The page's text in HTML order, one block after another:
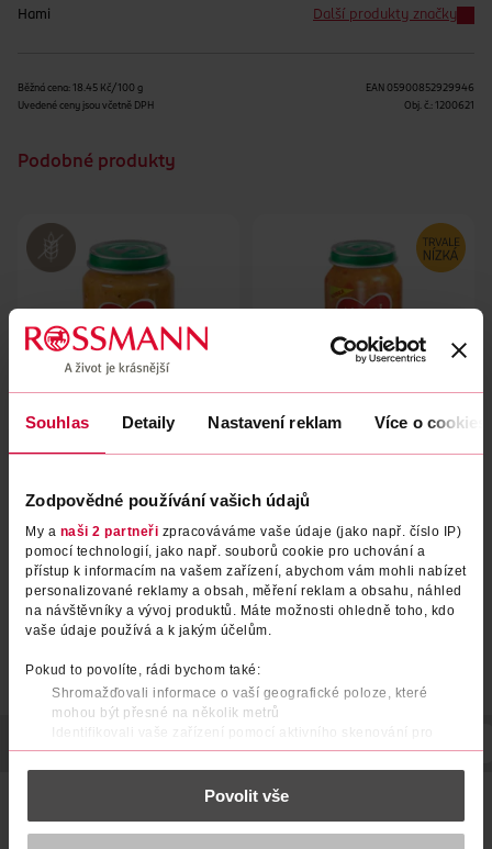
Souhlas Detaily Nastavení reklam Více o cookies
Zodpovědné používání vašich údajů
My a naši 2 partneři zpracováváme vaše údaje (jako např. číslo IP)
pomocí technologií, jako např. souborů cookie pro uchování a
přístup k informacím na vašem zařízení, abychom vám mohli nabízet
personalizované reklamy a obsah, měření reklam a obsahu, náhled
na návštěvníky a vývoj produktů. Máte možnosti ohledně toho, kdo
vaše údaje používá a k jakým účelům.
Pokud to povolíte, rádi bychom také:
Shromažďovali informace o vaší geografické poloze, které
mohou být přesné na několik metrů
Identifikovali vaše zařízení pomocí aktivního skenování pro
konkrétní charakteristiky (otisk prstu)
Zjistěte více o tom, jak zpracováváme vaše osobní údaje, a nastavte
části s podrobnostmi . Svůj souhlas můžete kdykoliv
Povolit vše
Hami Další produkty značky
Běžná cena: 18.45 Kč/100 g
Uvedené ceny jsou včetně DPH
EAN 05900852929946
Obj. č.: 1200621
Podobné produkty
Vývar se zeleninou, rýží a
Hami
36.90 Kč
DO KOŠÍKU
Obj. č.: 1200584
Krůtí stehno s mrkví, batáty a
44.90 Kč
DO KOŠÍKU
Obj. č.: 1345162
Hami Pestrá zelenina s krůtou masozeleninový příkrm od
ukončeného 8. měsíce 200g